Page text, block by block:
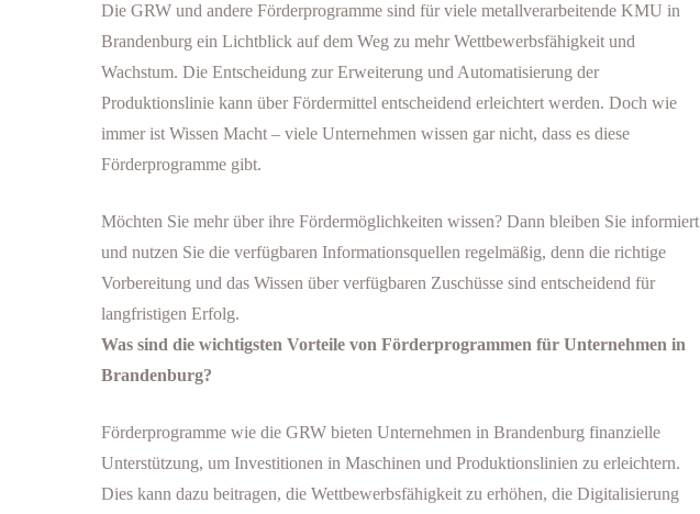
Die GRW und andere Förderprogramme sind für viele metallverarbeitende KMU in
Brandenburg ein Lichtblick auf dem Weg zu mehr Wettbewerbsfähigkeit und
Wachstum. Die Entscheidung zur Erweiterung und Automatisierung der
Produktionslinie kann über Fördermittel entscheidend erleichtert werden. Doch wie
immer ist Wissen Macht – viele Unternehmen wissen gar nicht, dass es diese
Förderprogramme gibt.
Möchten Sie mehr über ihre Fördermöglichkeiten wissen? Dann bleiben Sie informiert
und nutzen Sie die verfügbaren Informationsquellen regelmäßig, denn die richtige
Vorbereitung und das Wissen über verfügbaren Zuschüsse sind entscheidend für
langfristigen Erfolg.
Was sind die wichtigsten Vorteile von Förderprogrammen für Unternehmen in
Brandenburg?
Förderprogramme wie die GRW bieten Unternehmen in Brandenburg finanzielle
Unterstützung, um Investitionen in Maschinen und Produktionslinien zu erleichtern.
Dies kann dazu beitragen, die Wettbewerbsfähigkeit zu erhöhen, die Digitalisierung